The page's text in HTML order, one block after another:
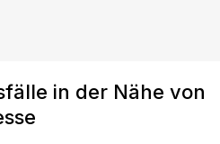
in der Nähe von